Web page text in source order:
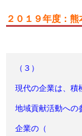
２０１９年度：
（３）
現代の企業は、積
地域貢献活動への
企業の（ ）